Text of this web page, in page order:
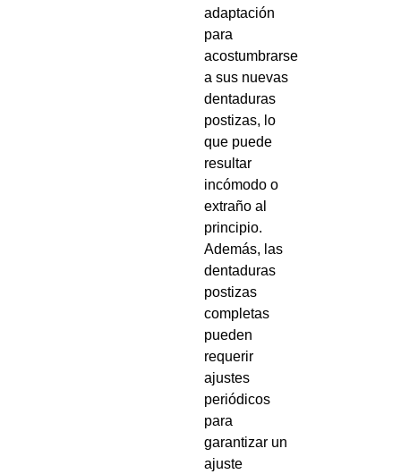
adaptación
para
acostumbrarse
a sus nuevas
dentaduras
postizas, lo
que puede
resultar
incómodo o
extraño al
principio.
Además, las
dentaduras
postizas
completas
pueden
requerir
ajustes
periódicos
para
garantizar un
ajuste